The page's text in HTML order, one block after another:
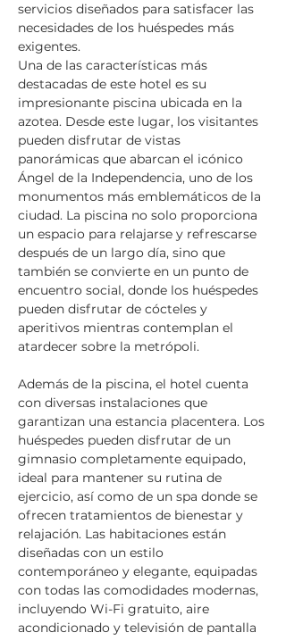
servicios diseñados para satisfacer las
necesidades de los huéspedes más
exigentes.
Una de las características más
destacadas de este hotel es su
impresionante piscina ubicada en la
azotea. Desde este lugar, los visitantes
pueden disfrutar de vistas
panorámicas que abarcan el icónico
Ángel de la Independencia, uno de los
monumentos más emblemáticos de la
ciudad. La piscina no solo proporciona
un espacio para relajarse y refrescarse
después de un largo día, sino que
también se convierte en un punto de
encuentro social, donde los huéspedes
pueden disfrutar de cócteles y
aperitivos mientras contemplan el
atardecer sobre la metrópoli.
Además de la piscina, el hotel cuenta
con diversas instalaciones que
garantizan una estancia placentera. Los
huéspedes pueden disfrutar de un
gimnasio completamente equipado,
ideal para mantener su rutina de
ejercicio, así como de un spa donde se
ofrecen tratamientos de bienestar y
relajación. Las habitaciones están
diseñadas con un estilo
contemporáneo y elegante, equipadas
con todas las comodidades modernas,
incluyendo Wi-Fi gratuito, aire
acondicionado y televisión de pantalla